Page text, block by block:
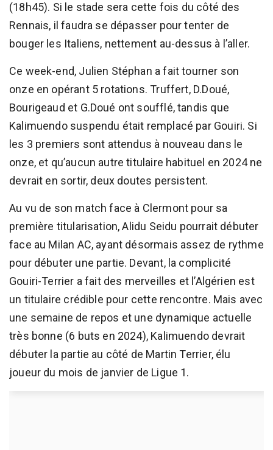
(18h45). Si le stade sera cette fois du côté des
Rennais, il faudra se dépasser pour tenter de
bouger les Italiens, nettement au-dessus à l’aller.
Ce week-end, Julien Stéphan a fait tourner son
onze en opérant 5 rotations. Truffert, D.Doué,
Bourigeaud et G.Doué ont soufflé, tandis que
Kalimuendo suspendu était remplacé par Gouiri. Si
les 3 premiers sont attendus à nouveau dans le
onze, et qu’aucun autre titulaire habituel en 2024 ne
devrait en sortir, deux doutes persistent.
Au vu de son match face à Clermont pour sa
première titularisation, Alidu Seidu pourrait débuter
face au Milan AC, ayant désormais assez de rythme
pour débuter une partie. Devant, la complicité
Gouiri-Terrier a fait des merveilles et l’Algérien est
un titulaire crédible pour cette rencontre. Mais avec
une semaine de repos et une dynamique actuelle
très bonne (6 buts en 2024), Kalimuendo devrait
débuter la partie au côté de Martin Terrier, élu
joueur du mois de janvier de Ligue 1.